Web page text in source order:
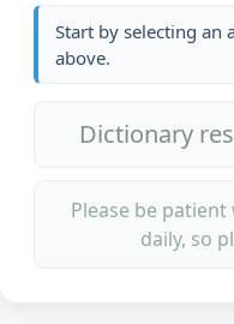
Start by selecting an
above.
Dictionary
Please be
daily, so